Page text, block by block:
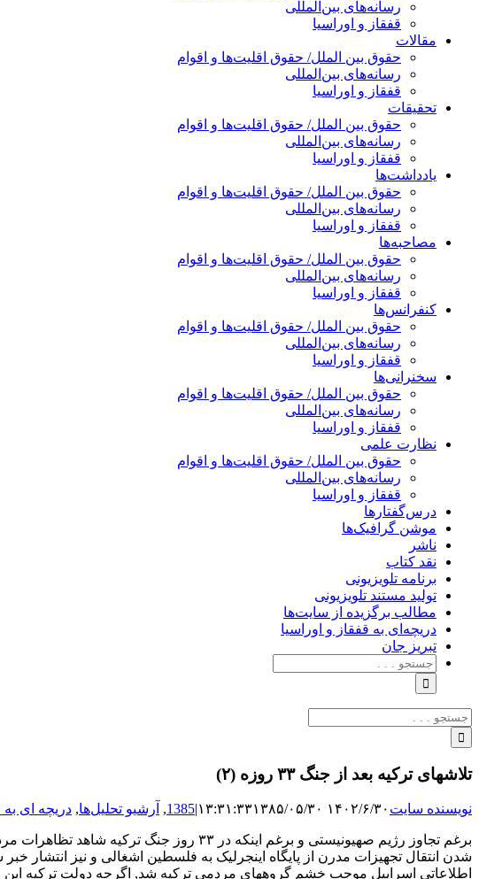
رسانه‌های بین‌المللی
قفقاز و اوراسیا
مقالات
حقوق بین الملل/ حقوق اقلیت‌ها و اقوام
رسانه‌های بین‌المللی
قفقاز و اوراسیا
تحقیقات
حقوق بین الملل/ حقوق اقلیت‌ها و اقوام
رسانه‌های بین‌المللی
قفقاز و اوراسیا
یادداشت‌ها
حقوق بین الملل/ حقوق اقلیت‌ها و اقوام
رسانه‌های بین‌المللی
قفقاز و اوراسیا
مصاحبه‌ها
حقوق بین الملل/ حقوق اقلیت‌ها و اقوام
رسانه‌های بین‌المللی
قفقاز و اوراسیا
کنفرانس‌ها
حقوق بین الملل/ حقوق اقلیت‌ها و اقوام
رسانه‌های بین‌المللی
قفقاز و اوراسیا
سخنرانی‌ها
حقوق بین الملل/ حقوق اقلیت‌ها و اقوام
رسانه‌های بین‌المللی
قفقاز و اوراسیا
نظارت علمی
حقوق بین الملل/ حقوق اقلیت‌ها و اقوام
رسانه‌های بین‌المللی
قفقاز و اوراسیا
درس‌گفتارها
موشن گرافیک‌ها
ناشر
نقد کتاب
برنامه‌ تلویزیونی
تولید مستند تلویزیونی
مطالب برگزیده از سایت‌ها
دریچه‌ای به قفقاز و اوراسیا
تبریزِ جان
جستجو
برای:
جستجو
برای:
تلاشهای ترکیه بعد از جنگ ۳۳ روزه (۲)
نویسنده سایت ۱۴۰۲/۶/۳۰ ۱۳:۳۱:۳۳ ۱۳۸۵/۰۵/۳۰ |
1385
, آرشیو تحلیل‌ها, دریچه ای به
برغم تجاوز رژیم صهیونیستی و برغم اینکه
شدن انتقال تجهیزات مدرن از پایگاه اینجرلیک به فلسطین اشغالی و نیز
اطلاعاتی اسراییل موجب خشم گروههای مردمی ترکیه شد, اگرچه دولت ترکیه این